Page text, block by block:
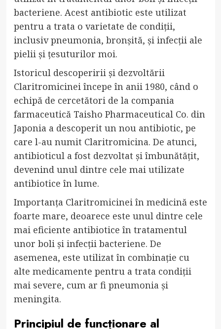
bacteriene. Acest antibiotic este utilizat
pentru a trata o varietate de condiții,
inclusiv pneumonia, bronșită, și infecții ale
pielii și țesuturilor moi.
Istoricul descoperirii și dezvoltării
Claritromicinei începe în anii 1980, când o
echipă de cercetători de la compania
farmaceutică Taisho Pharmaceutical Co. din
Japonia a descoperit un nou antibiotic, pe
care l-au numit Claritromicina. De atunci,
antibioticul a fost dezvoltat și îmbunătățit,
devenind unul dintre cele mai utilizate
antibiotice în lume.
Importanța Claritromicinei în medicină este
foarte mare, deoarece este unul dintre cele
mai eficiente antibiotice în tratamentul
unor boli și infecții bacteriene. De
asemenea, este utilizat în combinație cu
alte medicamente pentru a trata condiții
mai severe, cum ar fi pneumonia și
meningita.
Principiul de funcționare al